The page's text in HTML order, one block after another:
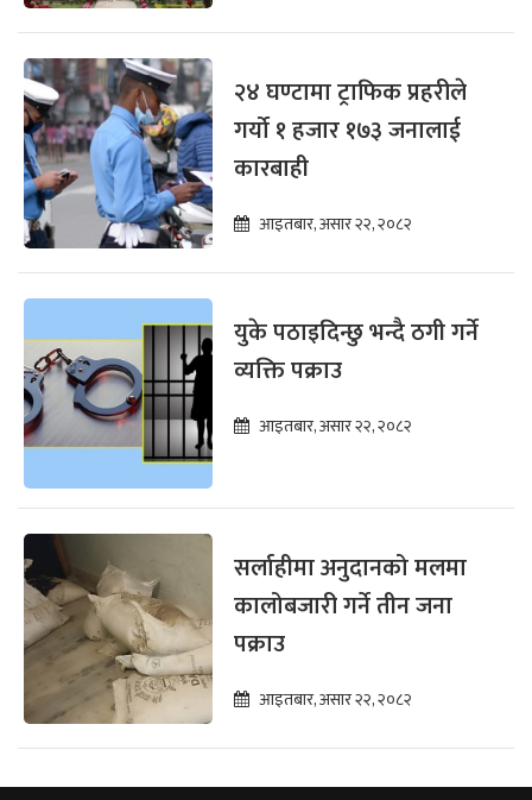
२४ घण्टामा ट्राफिक प्रहरीले
गर्यो १ हजार १७३ जनालाई
कारबाही
आइतबार, असार २२, २०८२
युके पठाइदिन्छु भन्दै ठगी गर्ने
व्यक्ति पक्राउ
आइतबार, असार २२, २०८२
सर्लाहीमा अनुदानको मलमा
कालोबजारी गर्ने तीन जना
पक्राउ
आइतबार, असार २२, २०८२